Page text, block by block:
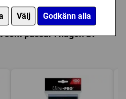
Välj Godkänn alla
,Hand management
Games
,
BoardGameGeek
passar i någon av